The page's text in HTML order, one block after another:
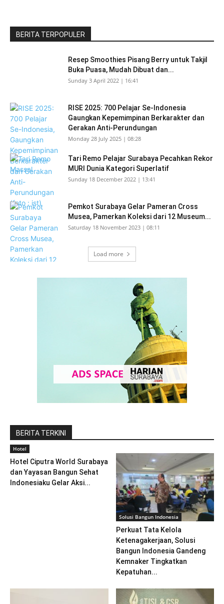
BERITA TERPOPULER
Resep Smoothies Pisang Berry untuk Takjil
Buka Puasa, Mudah Dibuat dan...
Sunday 3 April 2022 | 16:41
RISE 2025: 700 Pelajar Se-Indonesia
Gaungkan Kepemimpinan Berkarakter dan
Gerakan Anti-Perundungan
Monday 28 July 2025 | 08:28
Tari Remo Pelajar Surabaya Pecahkan Rekor
MURI Dunia Kategori Superlatif
Sunday 18 December 2022 | 13:41
Pemkot Surabaya Gelar Pameran Cross
Musea, Pamerkan Koleksi dari 12 Museum...
Saturday 18 November 2023 | 08:11
Load more
BERITA TERKINI
Hotel
Hotel Ciputra World Surabaya
dan Yayasan Bangun Sehat
Indonesiaku Gelar Aksi...
Solusi Bangun Indonesia
Perkuat Tata Kelola
Ketenagakerjaan, Solusi
Bangun Indonesia Gandeng
Kemnaker Tingkatkan
Kepatuhan...